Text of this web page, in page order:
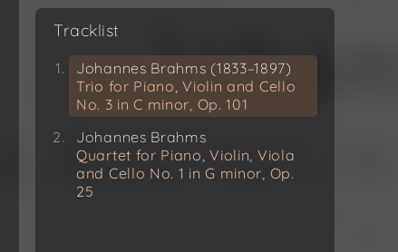
Tracklist
Johannes Brahms (1833–1897)
Trio for Piano, Violin and Cello
No. 3 in C minor, Op. 101
Johannes Brahms
Quartet for Piano, Violin, Viola
and Cello No. 1 in G minor, Op.
25